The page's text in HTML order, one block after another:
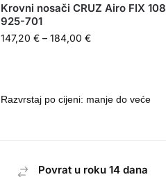
Krovni nosači CRUZ Airo FIX 108
925-701
147,20 € – 184,00 €
Povrat u roku 14 dana